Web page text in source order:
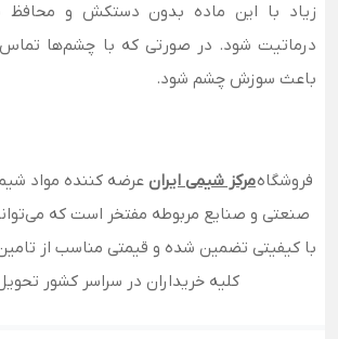
زیاد با این ماده بدون دستکش و
درماتیت شود. در صورتی که با چشم‌ها تماس
باعث سوزش چشم شود.
فروشگاهمرکز شیمی ایران عرضه کننده مواد
صنعتی و صنایع مربوطه مفتخر است که
با کیفیتی تضمین شده و قیمتی مناسب از
کلیه خریداران در سراسر کشور